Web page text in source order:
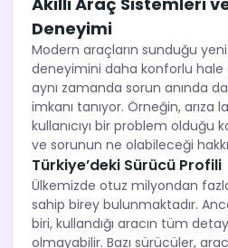
Deneyimi
Modern araçların sunduğu
deneyimini daha konforlu hale
aynı zamanda sorun anında
imkanı tanıyor. Örneğin, arıza
kullanıcıyı bir problem olduğu
ve sorunun ne olabileceği
Türkiye’deki Sürücü Profili
Ülkemizde otuz milyondan
sahip birey bulunmaktadır.
biri, kullandığı aracın tüm
olmayabilir. Bazı sürücüler,